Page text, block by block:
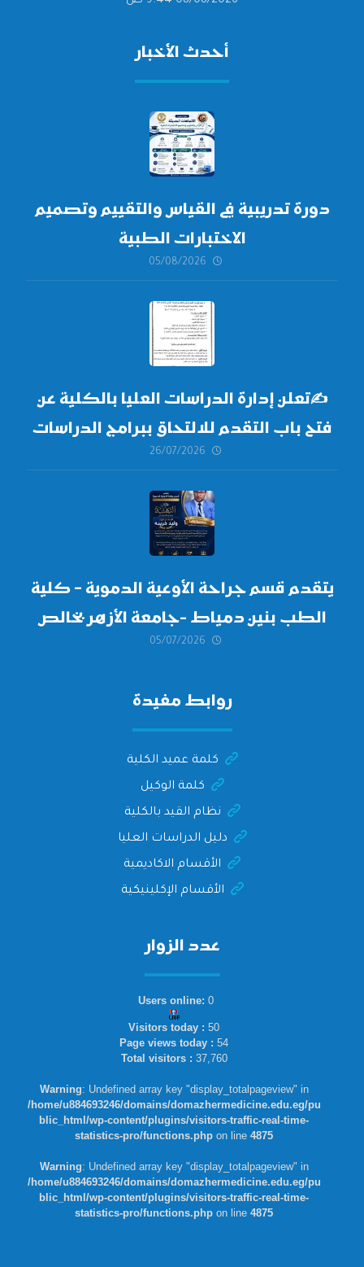
أحدث الأخبار
دورة تدريبية في القياس والتقييم وتصميم
الاختبارات الطبية
05/08/2026
✍تعلن إدارة الدراسات العليا بالكلية عن
فتح باب التقدم للالتحاق ببرامج الدراسات
العليا لدورة
أكتوبر 2026،
26/07/2026
يتقدم قسم جراحة الأوعية الدموية – كلية
الطب بنين دمياط -جامعة الأزهر بخالص
التهنئة وأصدق الأمنيات إلى الأستاذ
05/07/2026
روابط مفيدة
كلمة عميد الكلية
كلمة الوكيل
نظام القيد بالكلية
دليل الدراسات العليا
الأقسام الاكاديمية
الأقسام الإكلينيكية
عدد الزوار
Users online: 0
Visitors today : 50
Page views today : 54
Total visitors : 37,760
Warning: Undefined array key "display_totalpageview" in
/home/u884693246/domains/domazhermedicine.edu.eg/pu
blic_html/wp-content/plugins/visitors-traffic-real-time-
statistics-pro/functions.php on line 4875
Warning: Undefined array key "display_totalpageview" in
/home/u884693246/domains/domazhermedicine.edu.eg/pu
blic_html/wp-content/plugins/visitors-traffic-real-time-
statistics-pro/functions.php on line 4875